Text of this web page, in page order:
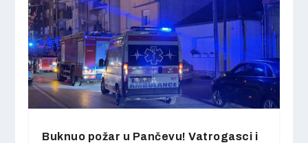
Buknuo požar u Pančevu! Vatrogasci i